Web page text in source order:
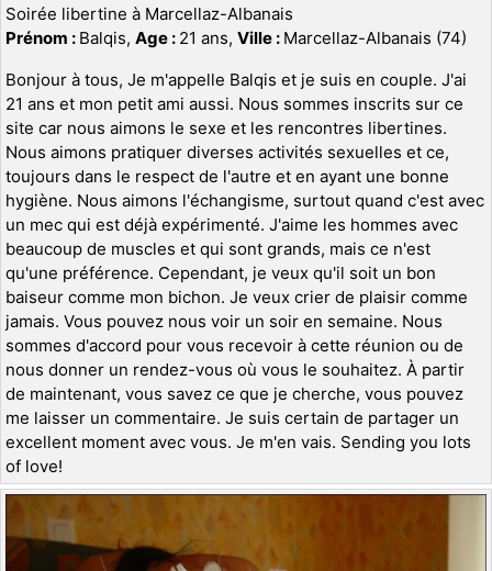
Soirée libertine à Marcellaz-Albanais
Prénom : Balqis, Age : 21 ans, Ville : Marcellaz-Albanais (74)
Bonjour à tous, Je m'appelle Balqis et je suis en couple. J'ai
21 ans et mon petit ami aussi. Nous sommes inscrits sur ce
site car nous aimons le sexe et les rencontres libertines.
Nous aimons pratiquer diverses activités sexuelles et ce,
toujours dans le respect de l'autre et en ayant une bonne
hygiène. Nous aimons l'échangisme, surtout quand c'est avec
un mec qui est déjà expérimenté. J'aime les hommes avec
beaucoup de muscles et qui sont grands, mais ce n'est
qu'une préférence. Cependant, je veux qu'il soit un bon
baiseur comme mon bichon. Je veux crier de plaisir comme
jamais. Vous pouvez nous voir un soir en semaine. Nous
sommes d'accord pour vous recevoir à cette réunion ou de
nous donner un rendez-vous où vous le souhaitez. À partir
de maintenant, vous savez ce que je cherche, vous pouvez
me laisser un commentaire. Je suis certain de partager un
excellent moment avec vous. Je m'en vais. Sending you lots
of love!